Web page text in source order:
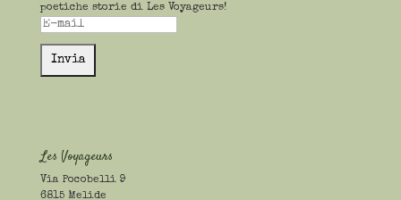
poetiche storie di Les Voyageurs!
Les Voyageurs
Via Pocobelli 9
6815 Melide